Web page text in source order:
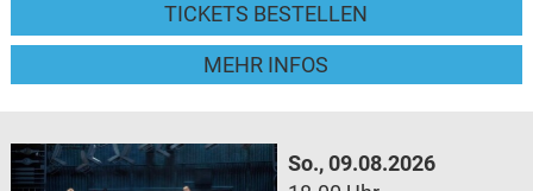
TICKETS BESTELLEN
MEHR INFOS
So., 09.08.2026